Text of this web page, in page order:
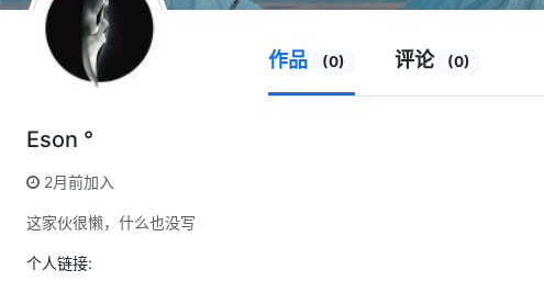
Eson °
2月前加入
这家伙很懒，什么也没写
个人链接:
作品 (0) 评论 (0)